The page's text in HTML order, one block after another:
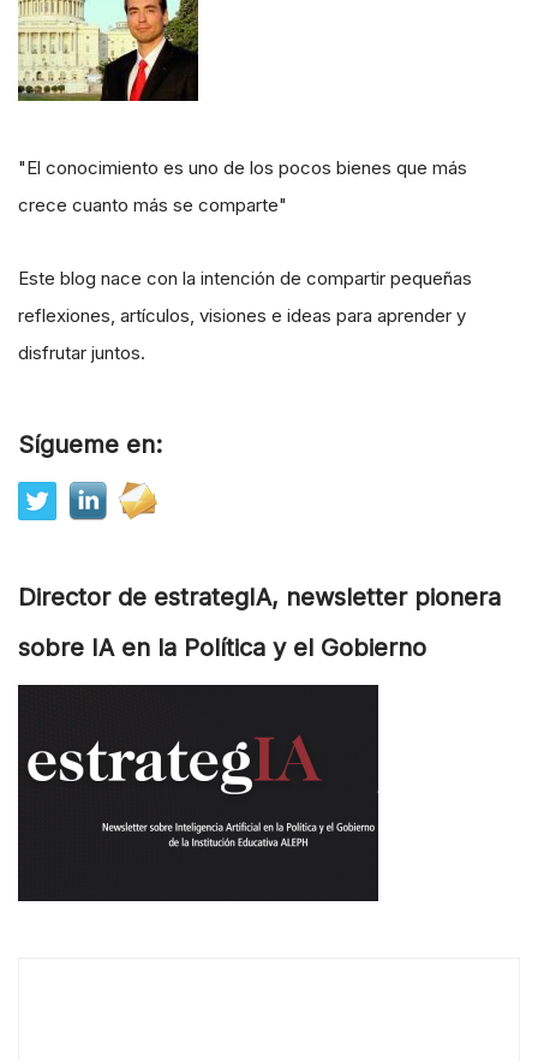
"El conocimiento es uno de los pocos bienes que más
crece cuanto más se comparte"
Este blog nace con la intención de compartir pequeñas
reflexiones, artículos, visiones e ideas para aprender y
disfrutar juntos.
Sígueme en:
Director de estrategIA, newsletter pionera
sobre IA en la Política y el Gobierno